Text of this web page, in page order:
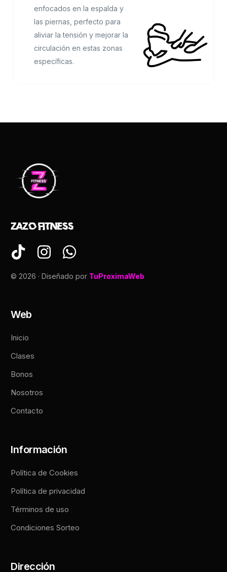
enfocados en la espalda y
las piernas, perfecto para
aliviar la tensión y mejorar la
circulación en estas zonas
específicas.
Zazo Fitness
© 2026 · Diseñado por TuProximaWeb
Web
Inicio
Clases
Bonos
Nosotros
Contacto
Información
Política de Cookies
Política de privacidad
Términos de uso
Condiciones Sorteo
Dirección